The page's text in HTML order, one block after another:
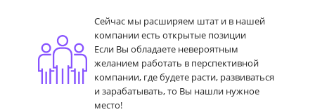
Сейчас мы расширяем штат и в нашей
компании есть открытые позиции
Если Вы обладаете невероятным
желанием работать в перспективной
компании, где будете расти, развиваться
и зарабатывать, то Вы нашли нужное
место!